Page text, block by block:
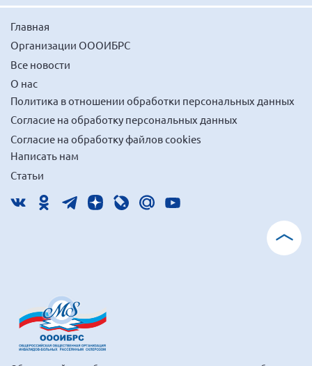
Главная
Организации ОООИБРС
Все новости
О нас
Политика в отношении обработки персональных данных
Согласие на обработку персональных данных
Согласие на обработку файлов cookies
Написать нам
Статьи